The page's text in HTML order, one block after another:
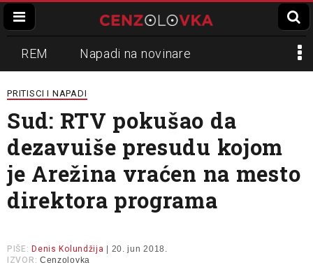
REM Napadi na novinare
Zvučni top
Propaganda Lokalni mediji
Informer Slavko Ćuruvija
PRITISCI I NAPADI
Sud: RTV pokušao da
dezavuiše presudu kojom
je Arežina vraćen na mesto
direktora programa
PIŠE: Denis Kolundžija
| 20. jun 2018.
IZVOR: Cenzolovka